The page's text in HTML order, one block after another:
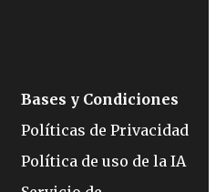
Bases y Condiciones
Políticas de Privacidad
Política de uso de la IA